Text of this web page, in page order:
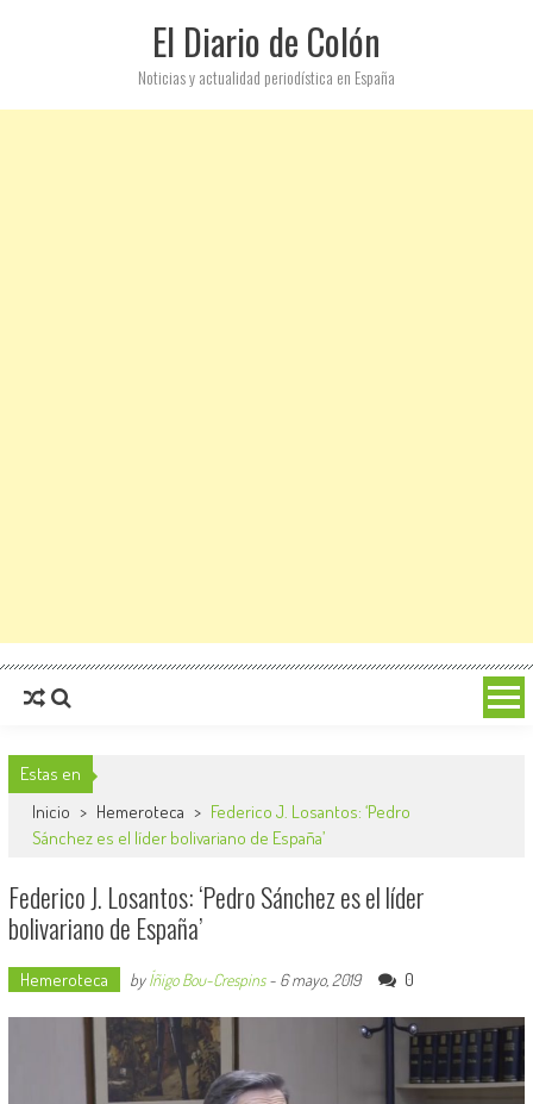
El Diario de Colón
Noticias y actualidad periodística en España
Estas en
Inicio > Hemeroteca > Federico J. Losantos: ‘Pedro
Sánchez es el líder bolivariano de España’
Federico J. Losantos: ‘Pedro Sánchez es el líder
bolivariano de España’
Hemeroteca byÍñigo Bou-Crespins- 6 mayo, 2019 0